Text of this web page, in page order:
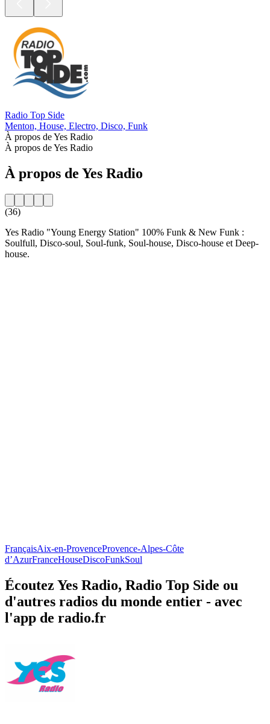
Radio Top Side
Menton, House, Electro, Disco, Funk
À propos de Yes Radio
À propos de Yes Radio
À propos de Yes Radio
(36)
Yes Radio "Young Energy Station" 100% Funk & New Funk :
Soulfull, Disco-soul, Soul-funk, Soul-house, Disco-house et Deep-
house.
FrançaisAix-en-ProvenceProvence-Alpes-Côte
d’AzurFranceHouseDiscoFunkSoul
Écoutez Yes Radio, Radio Top Side ou
d'autres radios du monde entier - avec
l'app de radio.fr